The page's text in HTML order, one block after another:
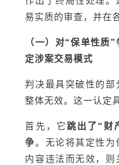
易实质的审查，并在
（一）对“保单性质
定涉案交易模式
判决最具突破性的部
整体无效。这一认定
首先，它 跳出了“财
争。无论将其定性为
内容违法而无效，